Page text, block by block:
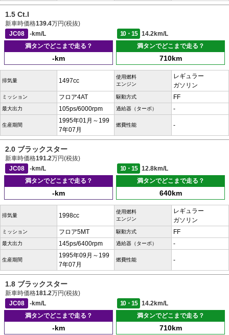
1.5 Ct.I
新車時価格139.4万円(税抜)
JC08
-km/L 10・15
14.2km/L
満タンでどこまで走る？
-km
満タンでどこまで走る？
710km
排気量 1497cc
使用燃料
エンジン
レギュラー
ガソリン
ミッション フロア4AT 駆動方式 FF
最大出力 105ps/6000rpm 過給器（ターボ） -
生産期間
1995年01月～199
7年07月
燃費性能 -
2.0 ブラックスター
新車時価格191.2万円(税抜)
JC08
-km/L 10・15
12.8km/L
満タンでどこまで走る？
-km
満タンでどこまで走る？
640km
排気量 1998cc
使用燃料
エンジン
レギュラー
ガソリン
ミッション フロア5MT 駆動方式 FF
最大出力 145ps/6400rpm 過給器（ターボ） -
生産期間
1995年09月～199
7年07月
燃費性能 -
1.8 ブラックスター
新車時価格181.2万円(税抜)
JC08
-km/L 10・15
14.2km/L
満タンでどこまで走る？
-km
満タンでどこまで走る？
710km